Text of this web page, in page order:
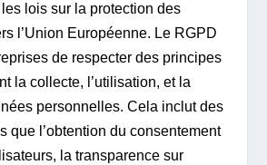
lois sur la protection des
l’Union Européenne. Le RGPD
de respecter des principes
la collecte, l’utilisation, et la
personnelles. Cela inclut des
que l’obtention du consentement
la transparence sur